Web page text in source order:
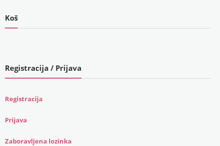
Koš
Registracija / Prijava
Registracija
Prijava
Zaboravljena lozinka